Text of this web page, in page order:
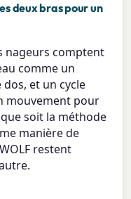
deux bras pour un
nageurs comptent
comme un
et un cycle
mouvement pour
soit la méthode
manière de
restent